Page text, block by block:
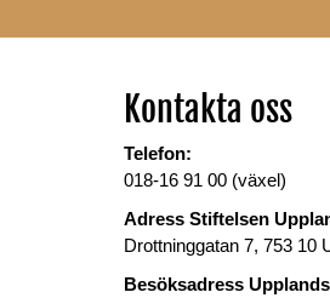
Kontakta oss
Telefon:
018-16 91 00 (växel)
Adress Stiftelsen
Drottninggatan 7, 753 10
Besöksadress